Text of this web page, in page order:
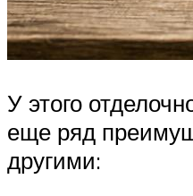
У этого
еще ряд
другими: